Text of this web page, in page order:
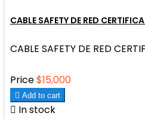
CABLE SAFETY DE RED
CABLE SAFETY DE RED
Price$15,000
 Add to cart
 In stock